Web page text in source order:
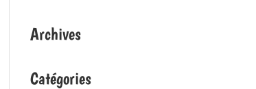
Archives
Catégories